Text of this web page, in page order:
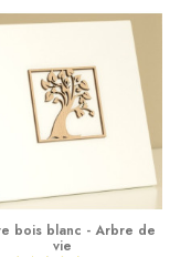
bois blanc - Arbre de
vie